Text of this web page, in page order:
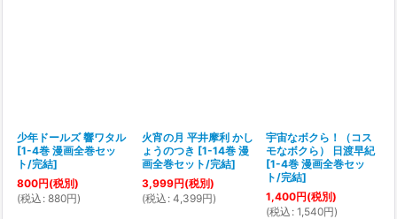
少年ドールズ 響ワタル
[1-4巻 漫画全巻セッ
ト/完結]
800円(税別)
(税込 : 880円)
火宵の月 平井摩利 かし
ょうのつき [1-14巻 漫
画全巻セット/完結]
3,999円(税別)
(税込 : 4,399円)
宇宙なボクら！（コス
モなボクら） 日渡早紀
[1-4巻 漫画全巻セッ
ト/完結]
1,400円(税別)
(税込 : 1,540円)